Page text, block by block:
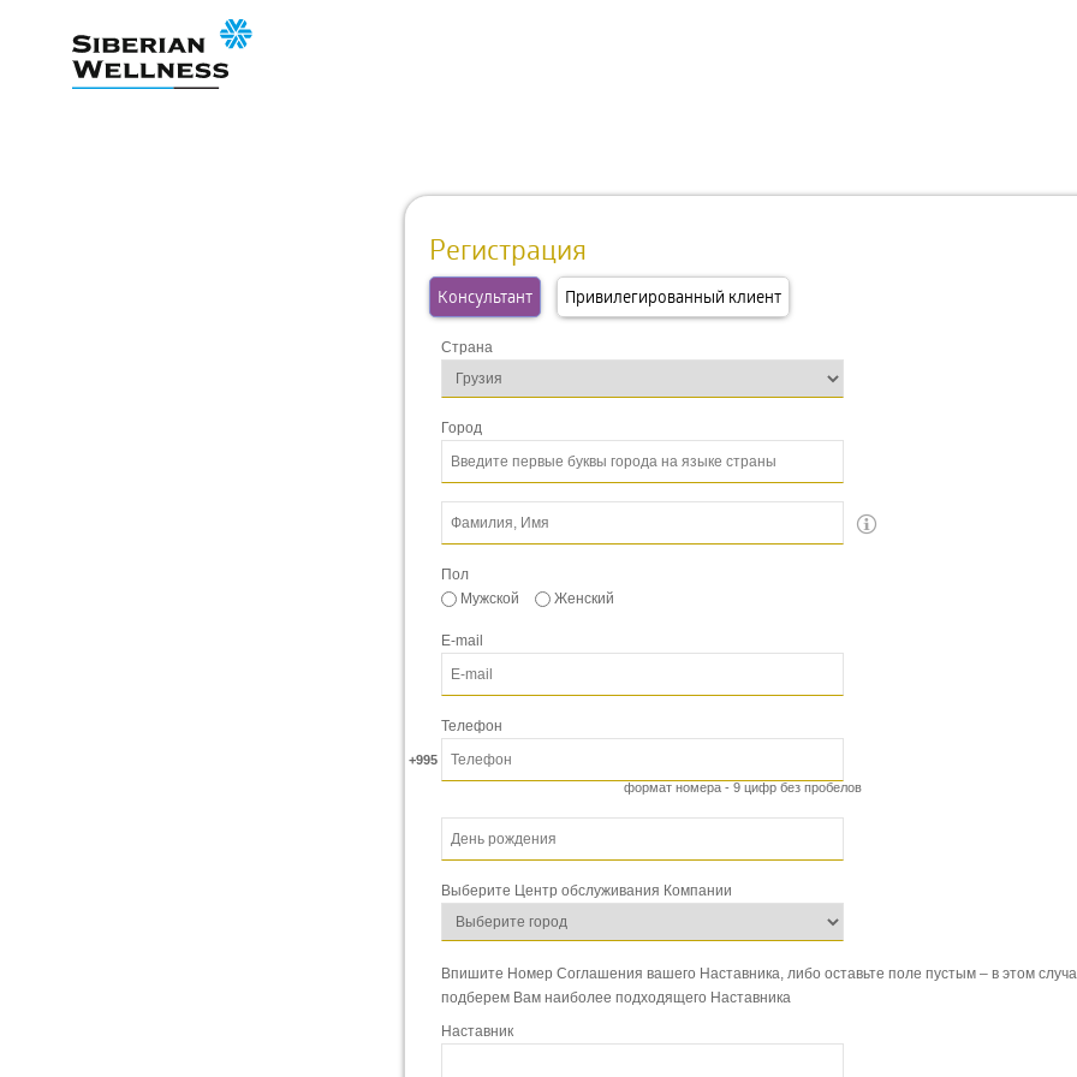
Регистрация
Консультант Привилегированный клиент
Страна
Город
Пол
Мужской
Женский
E-mail
+995
формат номера - 9 цифр без пробелов
Телефон
Выберите Центр обслуживания Компании
Впишите Номер Соглашения вашего Наставника, либо оставьте поле пустым – в этом
подберем Вам наиболее подходящего Наставника
Наставник